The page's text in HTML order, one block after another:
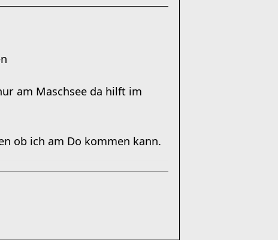
am Maschsee da hilft im
ob ich am Do kommen kann.